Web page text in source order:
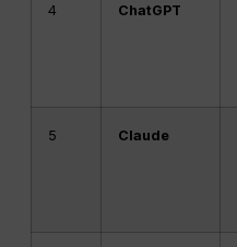
4 ChatGPT
5 Claude